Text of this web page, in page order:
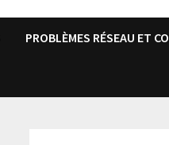
PROBLÈMES RÉSEAU ET